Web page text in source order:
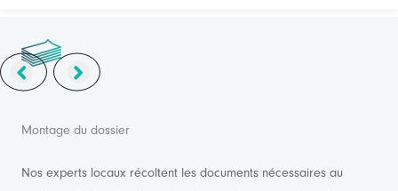
Montage du dossier
Nos experts locaux récoltent les documents nécessaires au